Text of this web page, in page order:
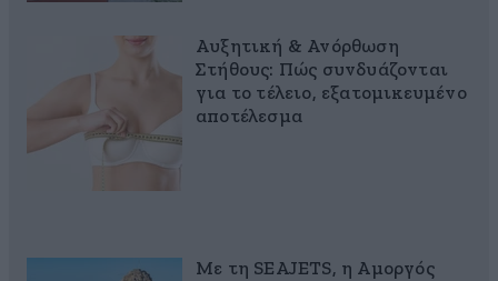
Αυξητική & Ανόρθωση
Στήθους: Πώς συνδυάζονται
για το τέλειο, εξατομικευμένο
αποτέλεσμα
Με τη SEAJETS, η Αμοργός